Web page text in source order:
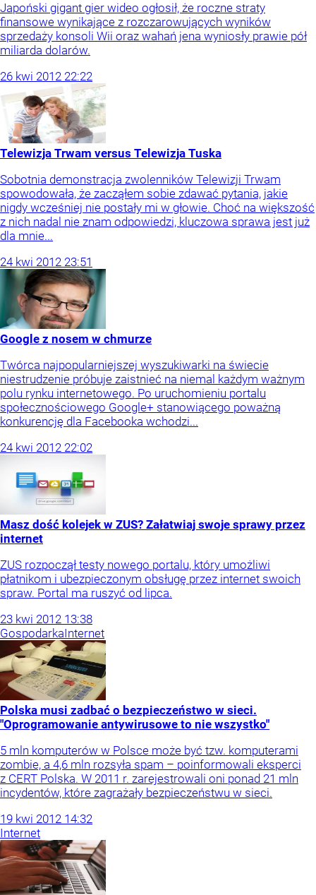
Japoński gigant gier wideo ogłosił, że roczne straty
finansowe wynikające z rozczarowujących wyników
sprzedaży konsoli Wii oraz wahań jena wyniosły prawie pół
miliarda dolarów.
26 kwi 2012 22:22
Telewizja Trwam versus Telewizja Tuska
Sobotnia demonstracja zwolenników Telewizji Trwam
spowodowała, że zacząłem sobie zdawać pytania, jakie
nigdy wcześniej nie postały mi w głowie. Choć na większość
z nich nadal nie znam odpowiedzi, kluczowa sprawa jest już
dla mnie...
24 kwi 2012 23:51
Google z nosem w chmurze
Twórca najpopularniejszej wyszukiwarki na świecie
niestrudzenie próbuje zaistnieć na niemal każdym ważnym
polu rynku internetowego. Po uruchomieniu portalu
społecznościowego Google+ stanowiącego poważną
konkurencję dla Facebooka wchodzi...
24 kwi 2012 22:02
Masz dość kolejek w ZUS? Załatwiaj swoje sprawy przez
internet
ZUS rozpoczął testy nowego portalu, który umożliwi
płatnikom i ubezpieczonym obsługę przez internet swoich
spraw. Portal ma ruszyć od lipca.
23 kwi 2012 13:38
GospodarkaInternet
Polska musi zadbać o bezpieczeństwo w sieci.
"Oprogramowanie antywirusowe to nie wszystko"
5 mln komputerów w Polsce może być tzw. komputerami
zombie, a 4,6 mln rozsyła spam – poinformowali eksperci
z CERT Polska. W 2011 r. zarejestrowali oni ponad 21 mln
incydentów, które zagrażały bezpieczeństwu w sieci.
19 kwi 2012 14:32
Internet